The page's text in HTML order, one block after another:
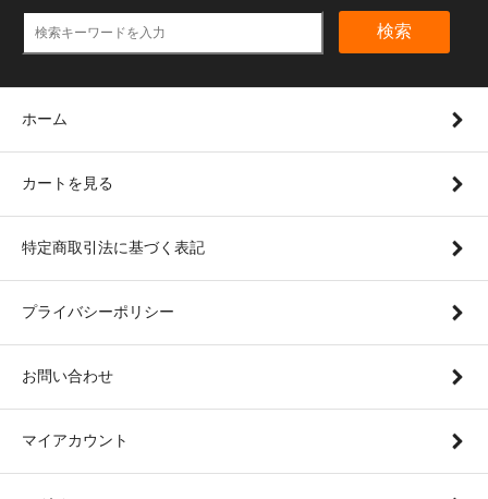
検索
ホーム
カートを見る
特定商取引法に基づく表記
プライバシーポリシー
お問い合わせ
マイアカウント